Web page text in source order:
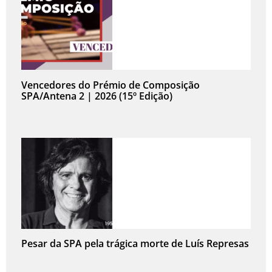
Vencedores do Prémio de Composição
SPA/Antena 2 | 2026 (15º Edição)
Pesar da SPA pela trágica morte de Luís Represas